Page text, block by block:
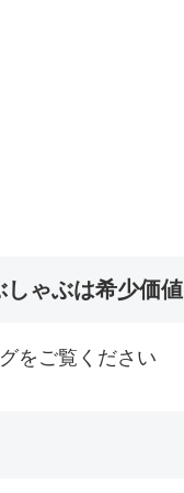
しゃぶは希少価値
をご覧ください